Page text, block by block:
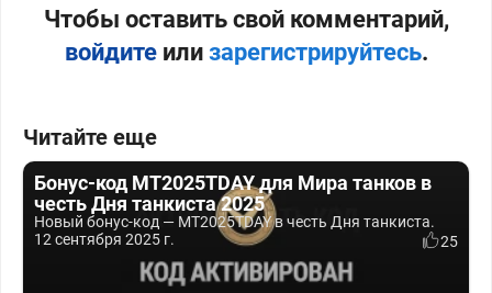
Чтобы оставить свой комментарий,
войдитеили зарегистрируйтесь.
Читайте еще
Бонус-код MT2025TDAY для Мира танков в
честь Дня танкиста 2025
Новый бонус-код — MT2025TDAY в честь Дня танкиста.
12 сентября 2025 г.
25